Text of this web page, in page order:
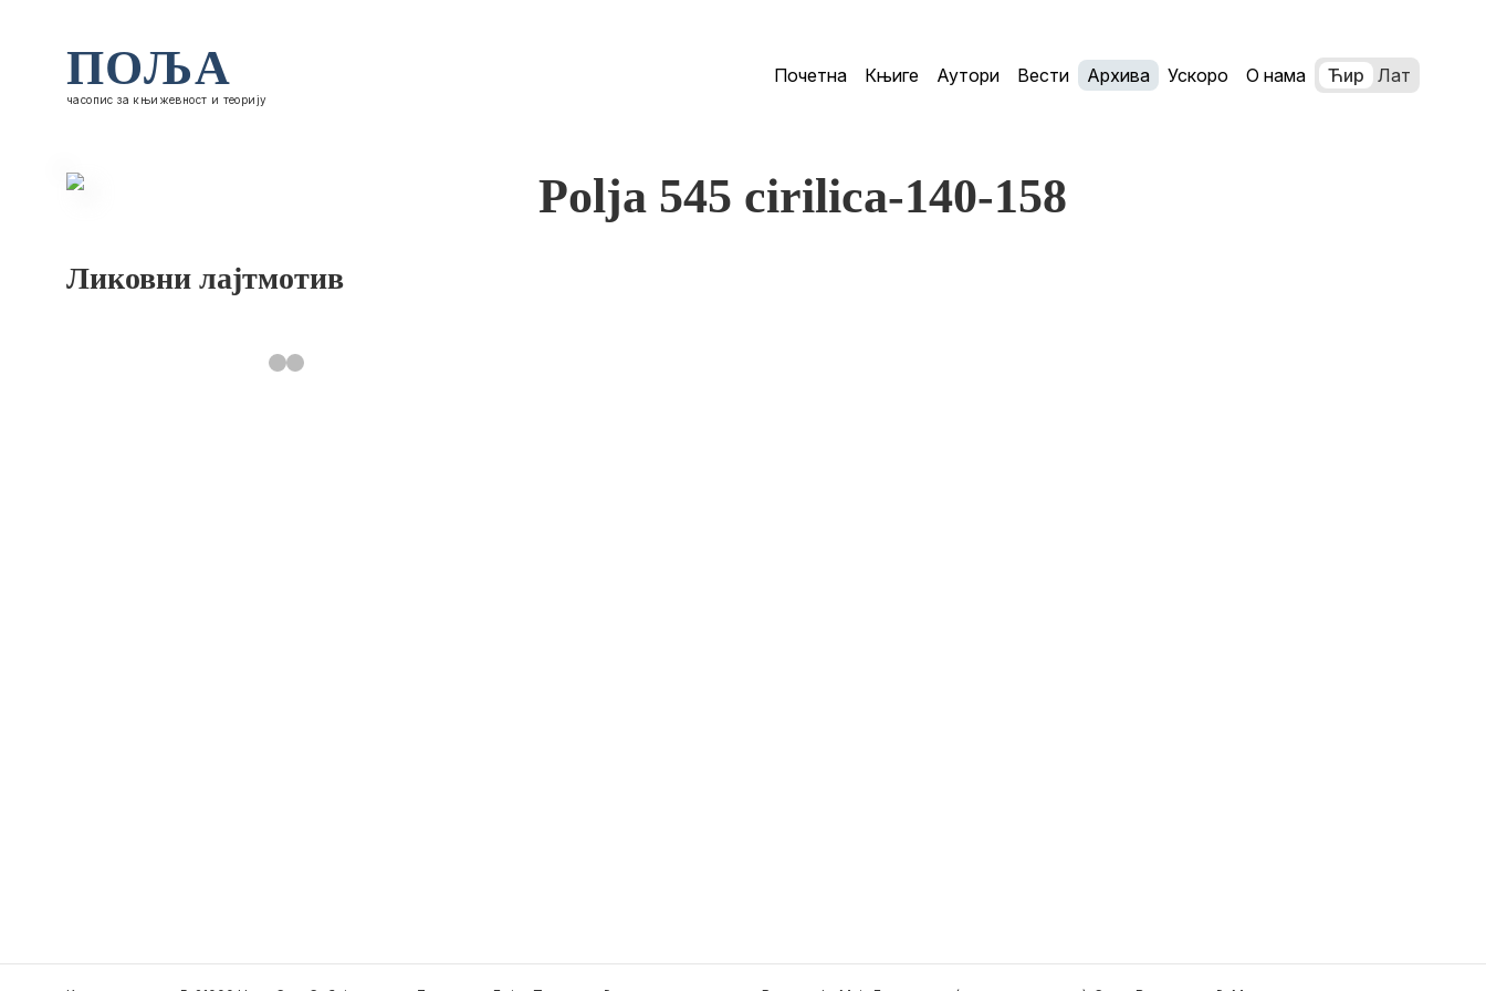
ПОЉА
часопис за књижевност и теорију
Почетна Књиге Аутори Вести Архива Ускоро О нама Ћир Лат
Ликовни лајтмотив
Polja 545 cirilica-140-158